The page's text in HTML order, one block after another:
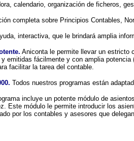
calendario, organización de ficheros,
completa sobre Principios Contables,
interactiva, que le brindará amplia
Aniconta le permite llevar un estricto
emitidas fácilmente y con amplia
facilitar la tarea del contable.
Todos nuestros programas están
incluye un potente módulo de
Este módulo le permite introducir los
por los contables y asesores que